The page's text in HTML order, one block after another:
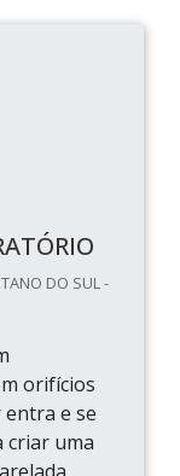
DO SUL -
orifícios
entra e se
criar uma